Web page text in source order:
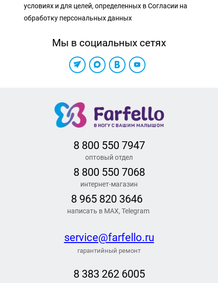
условиях и для целей, определенных в Согласии на
обработку персональных данных
Мы в социальных сетях
8 800 550 7947
оптовый отдел
8 800 550 7068
интернет-магазин
8 965 820 3646
написать в MAX, Telegram
service@farfello.ru
гарантийный ремонт
8 383 262 6005